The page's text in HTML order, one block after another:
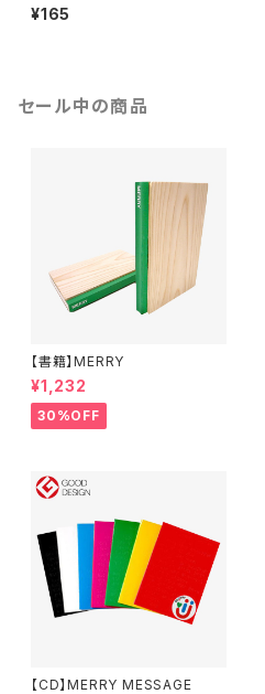
¥165
セール中の商品
【書籍】MERRY
¥1,232
30%OFF
【CD】MERRY MESSAGE